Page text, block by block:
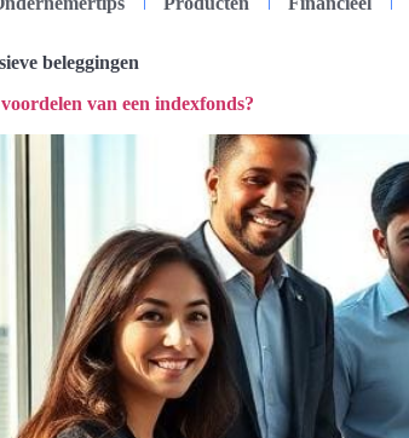
beleggingen
van een indexfonds?